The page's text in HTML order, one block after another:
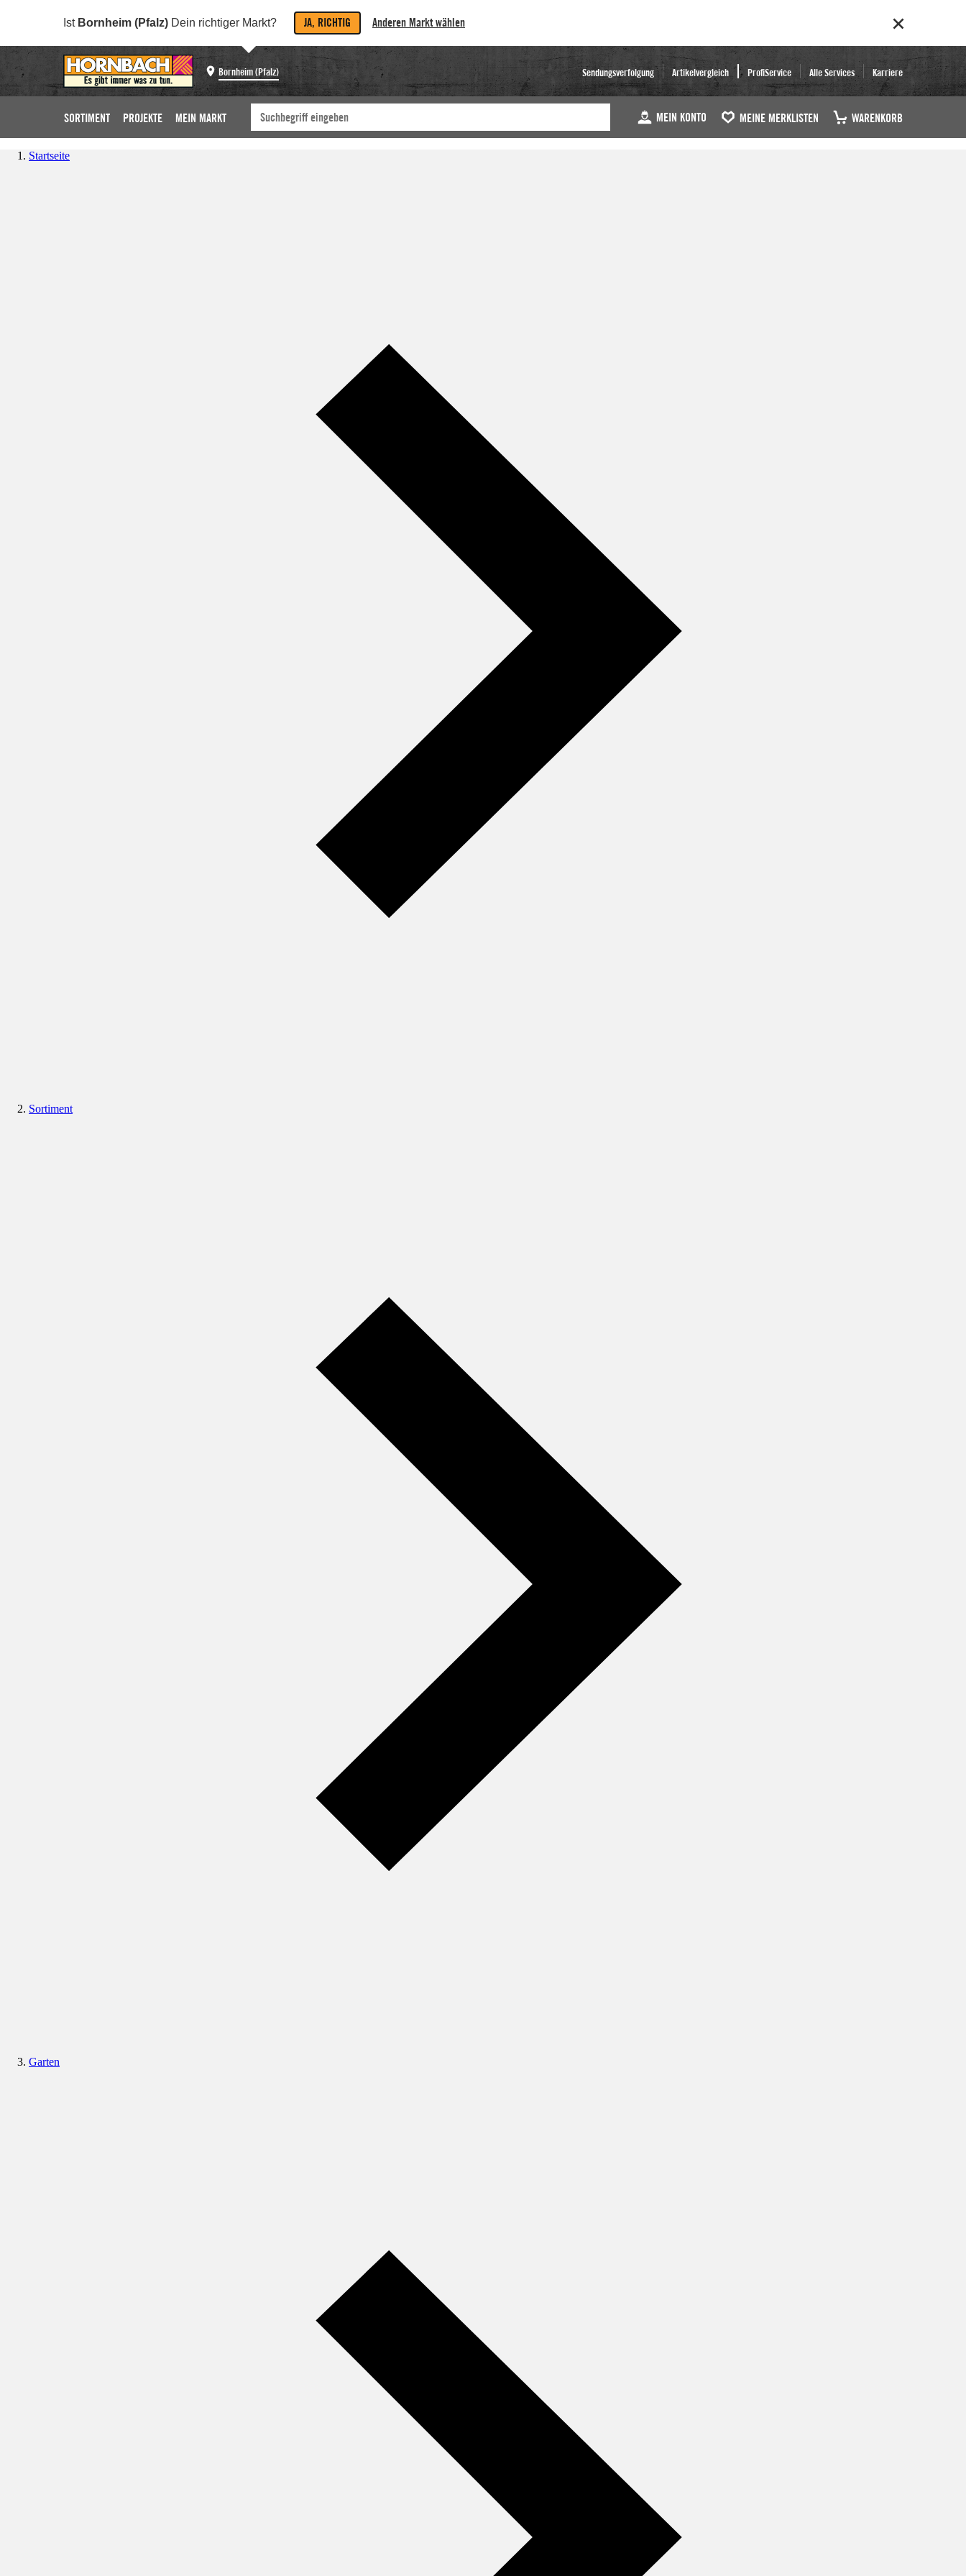
Ist Bornheim (Pfalz) Dein richtiger Markt? JA, RICHTIG Anderen Markt wählen
Bornheim (Pfalz) Sendungsverfolgung Artikelvergleich ProfiService Alle Services Karriere
SORTIMENT PROJEKTE MEIN MARKT MEIN KONTO MEINE MERKLISTEN WARENKORB
Startseite
Sortiment
Garten